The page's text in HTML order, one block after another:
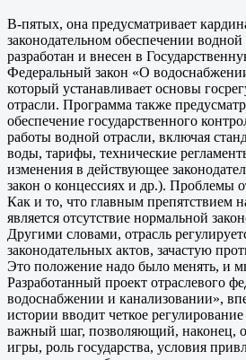
В-пятых, она предусматривает
законодательном обеспечении
разработан и внесен в
Федеральный закон «О
который устанавливает основы
отрасли. Программа также
обеспечение государственного
работы водной отрасли, включая
воды, тарифы, технические
изменения в действующее
закон о концессиях и др.). Проблемы
Как и то, что главным препятствием
является отсутствие нормальной
Другими словами, отрасль
законодательных актов, зачастую
Это положение надо было менять, и
Разработанный проект отраслевого
водоснабжении и канализовании»,
истории вводит четкое
важный шаг, позволяющий, наконец,
игры, роль государства, условия